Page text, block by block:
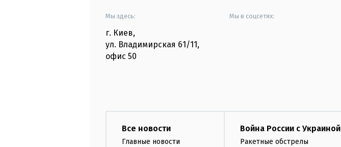
Мы здесь:
г. Киев,
ул. Владимирская 61/11,
офис 50
Мы в соцсетях:
Все новости
Главные новости
Война России с Украиной
Ракетные обстрелы